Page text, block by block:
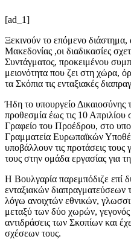
[ad_1]
Ξεκινούν το επόμενο
Μακεδονίας ,οι διαδικασίες
Συντάγματος, προκειμένου
μειονότητα που ζει στη χώρα,
τα Σκόπια τις ενταξιακές
Ήδη το υπουργείο Δικαιοσύνης
προθεσμία έως τις 10 Απριλίου
Γραφείο του Προέδρου, στο
Γραμματεία Ευρωπαϊκών
υποβάλλουν τις προτάσεις
τους στην ομάδα εργασίας για
Η Βουλγαρία παρεμπόδιζε επί
ενταξιακών
λόγω ανοιχτών εθνικών,
μεταξύ των δύο χωρών, γεγονός
αντιδράσεις των Σκοπίων και
σχέσεων τους.